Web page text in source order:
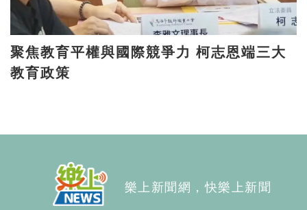
聚焦教育平權與國際競爭力 柯志恩端三大
教育政策
樂上新聞網，快樂上新聞